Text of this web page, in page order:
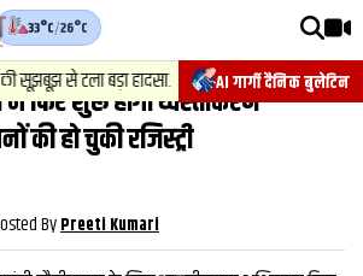
AI गार्गी दैनिक बुलेटिन
33°C/26°C
से टला बड़ा हादसा. 2.न्यूज़-चेसिस नंबर बदलकर
में फिर शुरू होगा ध्वस्तीकरण
हो चुकी रजिस्ट्री
ByPreeti Kumari